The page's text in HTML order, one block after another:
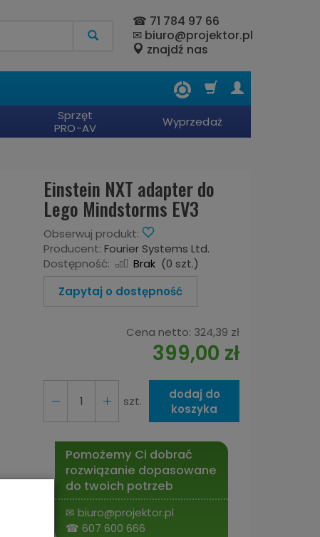
☎ 71 784 97 66
✉ biuro@projektor.pl
znajdź nas
Sprzęt
PRO-AV
Wyprzedaż
Einstein NXT adapter do
Lego Mindstorms EV3
Obserwuj produkt:
Producent: Fourier Systems Ltd.
Dostępność:
Brak (0 szt.)
Zapytaj o dostępność
Cena netto: 324,39 zł
399,00 zł
szt.
dodaj do
koszyka
Pomożemy Ci dobrać
rozwiązanie dopasowane
do twoich potrzeb
✉biuro@projektor.pl
☎607 600 666